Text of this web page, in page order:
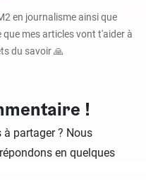
en journalisme ainsi que
mes articles vont t'aider à
du savoir 🙏
!
à partager ? Nous
en quelques